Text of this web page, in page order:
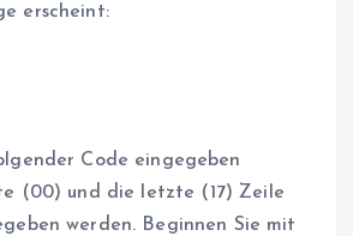
erscheint:
Code eingegeben
(00) und die letzte (17) Zeile
werden. Beginnen Sie mit